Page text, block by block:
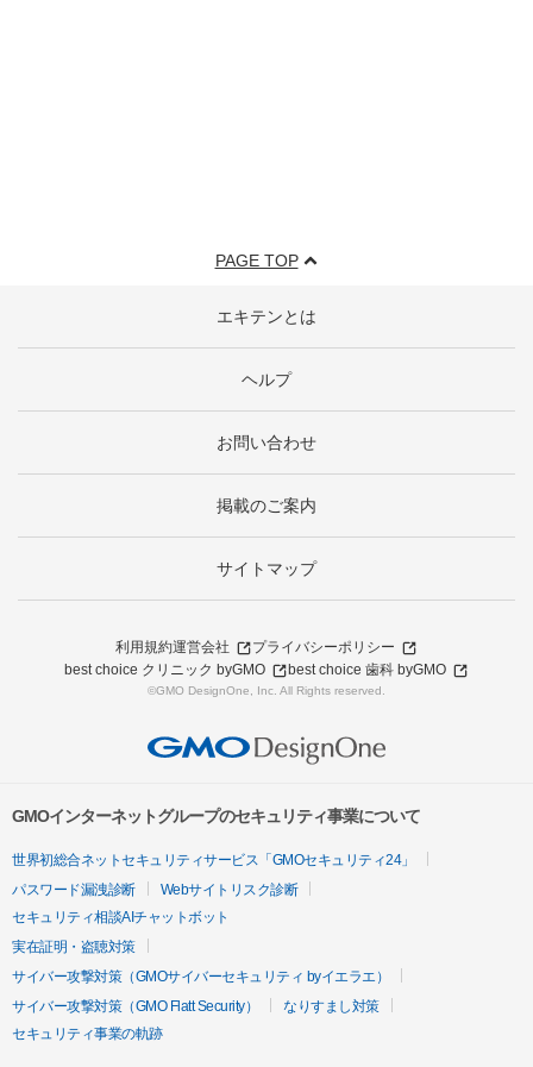
PAGE TOP
エキテンとは
ヘルプ
お問い合わせ
掲載のご案内
サイトマップ
利用規約運営会社
プライバシーポリシー
best choice クリニック byGMO
best choice 歯科 byGMO
©GMO DesignOne, Inc. All Rights reserved.
GMOインターネットグループのセキュリティ事業について
世界初総合ネットセキュリティサービス「GMOセキュリティ24」
パスワード漏洩診断
Webサイトリスク診断
セキュリティ相談AIチャットボット
実在証明・盗聴対策
サイバー攻撃対策（GMOサイバーセキュリティ byイエラエ）
サイバー攻撃対策（GMO Flatt Security）
なりすまし対策
セキュリティ事業の軌跡